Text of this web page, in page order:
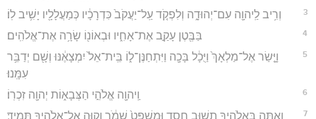
3 וְרִ֥יב לַֽיהוָ֖ה עִם־יְהוּדָ֑ה וְלִפְקֹ֤ד עַֽל־יַעֲקֹב֙ כִּדְרָכָ֔יו כְּמַעֲלָלָ֖יו יָשִׁ֥יב לֽוֹ׃
4 בַּבֶּ֖טֶן עָקַ֣ב אֶת־אָחִ֑יו וּבְאוֹנ֖וֹ שָׂרָ֥ה אֶת־אֱלֹהִֽים׃
5
וָיָּ֤שַׂר אֶל־מַלְאָךְ֙ וַיֻּכָ֔ל בָּכָ֖ה וַיִּתְחַנֶּן־ל֑וֹ בֵּֽית־אֵל֙ יִמְצָאֶ֔נּוּ וְשָׁ֖ם יְדַבֵּ֥ר
עִמָּֽנוּ׃
6 וַֽיהוָ֖ה אֱלֹהֵ֣י הַצְּבָא֑וֹת יְהוָ֖ה זִכְרֽוֹ׃
7 וְאַתָּ֖ה בֵּאלֹהֶ֣יךָ תָשׁ֑וּב חֶ֤סֶד וּמִשְׁפָּט֙ שְׁמֹ֔ר וְקַוֵּ֥ה אֶל־אֱלֹהֶ֖יךָ תָּמִֽיד׃